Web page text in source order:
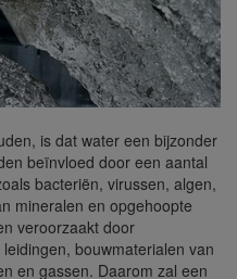
is dat water een bijzonder
beïnvloed door een aantal
bacteriën, virussen, algen,
mineralen en opgehoopte
veroorzaakt door
bouwmaterialen van
en gassen. Daarom zal een